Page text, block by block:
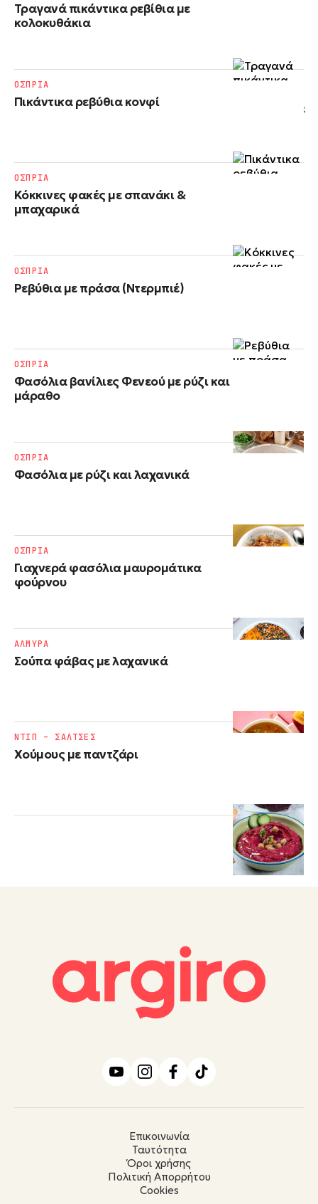
Τραγανά πικάντικα ρεβίθια με
κολοκυθάκια
Πικάντικα ρεβύθια κονφί
ΟΣΠΡΙΑ
Κόκκινες φακές με σπανάκι &
μπαχαρικά
ΟΣΠΡΙΑ
Ρεβύθια με πράσα (Ντερμπιέ)
ΟΣΠΡΙΑ
Φασόλια βανίλιες Φενεού με ρύζι και
μάραθο
ΟΣΠΡΙΑ
Φασόλια με ρύζι​ και λαχανικά
ΟΣΠΡΙΑ
Γιαχνερά φασόλια μαυρομάτικα
φούρνου
ΟΣΠΡΙΑ
Σούπα φάβας με λαχανικά
ΑΛΜΥΡΑ
Χούμους με παντζάρι
ΝΤΙΠ – ΣΑΛΤΣΕΣ
Επικοινωνία
Ταυτότητα
Όροι χρήσης
Πολιτική Απορρήτου
Cookies